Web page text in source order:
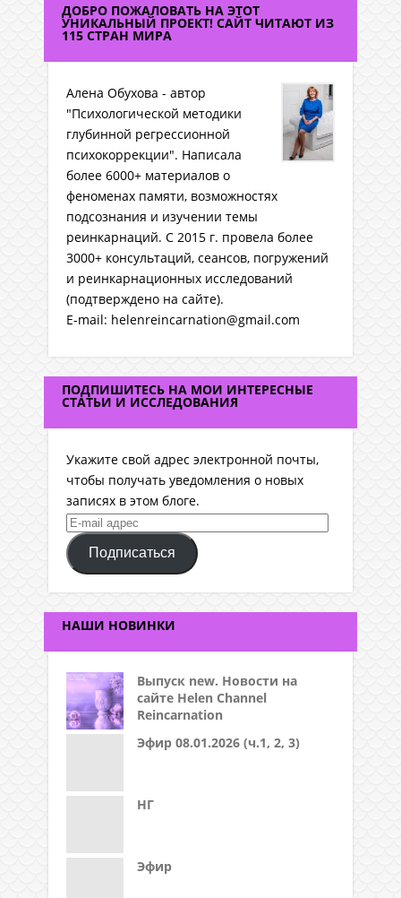
ДОБРО ПОЖАЛОВАТЬ НА ЭТОТ
УНИКАЛЬНЫЙ ПРОЕКТ! САЙТ ЧИТАЮТ ИЗ
115 СТРАН МИРА
Алена Обухова - автор
"Психологической методики
глубинной регрессионной
психокоррекции". Написала
более 6000+ материалов о
феноменах памяти, возможностях
подсознания и изучении темы
реинкарнаций. C 2015 г. провела более
3000+ консультаций, сеансов, погружений
и реинкарнационных исследований
(подтверждено на сайте).
E-mail: helenreincarnation@gmail.com
ПОДПИШИТЕСЬ НА МОИ ИНТЕРЕСНЫЕ
СТАТЬИ И ИССЛЕДОВАНИЯ
Укажите свой адрес электронной почты,
чтобы получать уведомления о новых
записях в этом блоге.
E-
mail
адрес
Подписаться
НАШИ НОВИНКИ
Выпуск new. Новости на
сайте Helen Channel
Reincarnation
Эфир 08.01.2026 (ч.1, 2, 3)
НГ
Эфир